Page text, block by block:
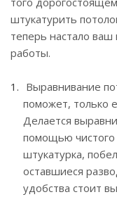
штукатурить
теперь настало ваш
работы.
Выравнивание
поможет, только
Делается
помощью чистого
штукатурка,
оставшиеся
удобства стоит